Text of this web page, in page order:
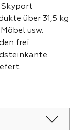
Skyport
über 31,5 kg
usw.
frei